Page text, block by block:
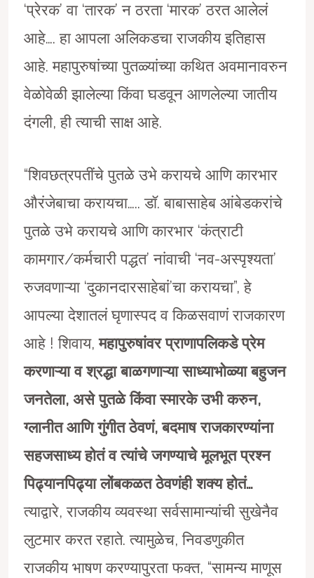
‘प्रेरक’ वा ‘तारक’ न ठरता ‘मारक’ ठरत आलेलं
आहे…. हा आपला अलिकडचा राजकीय इतिहास
आहे. महापुरुषांच्या पुतळ्यांच्या कथित अवमानावरुन
वेळोवेळी झालेल्या किंवा घडवून आणलेल्या जातीय
दंगली, ही त्याची साक्ष आहे.
“शिवछत्रपतींचे पुतळे उभे करायचे आणि कारभार
औरंजेबाचा करायचा….. डॉ. बाबासाहेब आंबेडकरांचे
पुतळे उभे करायचे आणि कारभार ‘कंत्राटी
कामगार/कर्मचारी पद्धत’ नांवाची ‘नव-अस्पृश्यता’
रुजवणाऱ्या ‘दुकानदारसाहेबां’चा करायचा”, हे
आपल्या देशातलं घृणास्पद व किळसवाणं राजकारण
आहे ! शिवाय,महापुरुषांवर प्राणापलिकडे प्रेम
करणाऱ्या व श्रद्धा बाळगणाऱ्या साध्याभोळ्या बहुजन
जनतेला, असे पुतळे किंवा स्मारके उभी करुन,
ग्लानीत आणि गुंगीत ठेवणं,बदमाष राजकारण्यांना
सहजसाध्य होतं व त्यांचे जगण्याचे मूलभूत प्रश्न
पिढ्यानपिढ्या लोंबकळत ठेवणंही शक्य होतं…
त्याद्वारे, राजकीय व्यवस्था सर्वसामान्यांची सुखेनैव
लुटमार करत रहाते. त्यामुळेच, निवडणुकीत
राजकीय भाषण करण्यापुरता फक्त, “सामन्य माणूस